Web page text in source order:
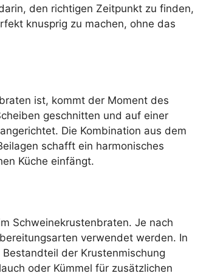
den richtigen Zeitpunkt zu finden,
knusprig zu machen, ohne das
ist, kommt der Moment des
geschnitten und auf einer
Die Kombination aus dem
schafft ein harmonisches
Küche einfängt.
Schweinekrustenbraten. Je nach
verwendet werden. In
der Krustenmischung
oder Kümmel für zusätzlichen